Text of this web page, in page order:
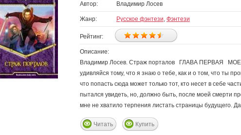
Автор: Владимир Лосев
Жанр: Русское фэнтези, Фэнтези
Рейтинг:
Описание:
Владимир Лосев. Страж порталов ГЛАВА ПЕРВАЯ
удивляйся тому, что я знаю о тебе, как и о том, что ты
что попасть сюда может только тот, кто несет в себе
пытался увидеть, но, должно быть, после моей смерти
мне не хватило терпения листать страницы будущего. Да
Читать Купить